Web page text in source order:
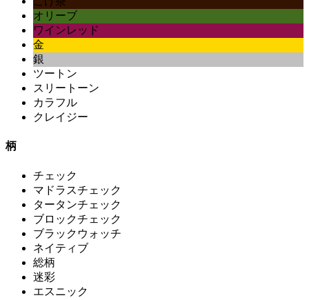
オリーブ
ワインレッド
金
銀
ツートン
スリートーン
カラフル
クレイジー
柄
チェック
マドラスチェック
タータンチェック
ブロックチェック
ブラックウォッチ
ネイティブ
総柄
迷彩
エスニック